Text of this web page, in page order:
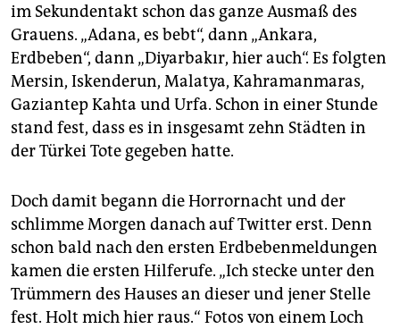
im Sekundentakt schon das ganze Ausmaß des
Grauens. „Adana, es bebt“, dann „Ankara,
Erdbeben“, dann „Diyarbakır, hier auch“. Es folgten
Mersin, Iskenderun, Malatya, Kahramanmaras,
Gaziantep Kahta und Urfa. Schon in einer Stunde
stand fest, dass es in insgesamt zehn Städten in
der Türkei Tote gegeben hatte.
Doch damit begann die Horrornacht und der
schlimme Morgen danach auf Twitter erst. Denn
schon bald nach den ersten Erdbebenmeldungen
kamen die ersten Hilferufe. „Ich stecke unter den
Trümmern des Hauses an dieser und jener Stelle
fest. Holt mich hier raus.“ Fotos von einem Loch